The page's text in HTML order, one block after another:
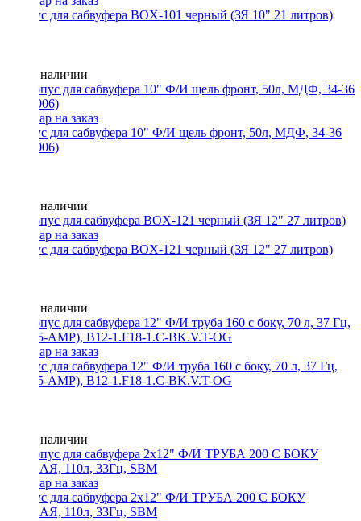
Корпус для сабвуфера BOX-101 черный (ЗЯ 10" 21 литров)
Нет в наличии
Корпус для сабвуфера 10" Ф/И щель фронт, 50л, МДФ, 34-36
Гц (P006)
Нет в наличии
Корпус для сабвуфера BOX-121 черный (ЗЯ 12" 27 литров)
Нет в наличии
Корпус для сабвуфера 12" Ф/И труба 160 с боку, 70 л, 37 Гц,
(V12-5-AMP), B12-1.F18-1.C-BK.V.T-OG
Нет в наличии
Корпус для сабвуфера 2x12" Ф/И ТРУБА 200 С БОКУ
ЧЕРНАЯ, 110л, 33Гц, SBM